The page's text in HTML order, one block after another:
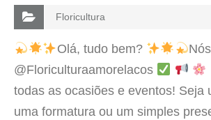
Floricultura
Olá, tudo bem?
@Floriculturaamorelacos
todas as ocasiões e eventos! Seja
uma formatura ou um simples